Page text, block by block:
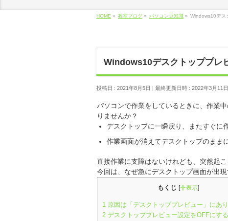
HOME » 教室ブログ » パソコン豆知識 » Windows10デス
Windows10デスクトッププレ
投稿日 : 2021年8月5日 最終更新日時 : 2022年3月11日
パソコンで作業をしているときに、作業
りませんか？
デスクトップに一瞬戻り、またすぐに
作業画面が消えてデスクトップのまま
直接作業に支障はないけれども、突然起
今回は、なぜ急にデスクトップ画面が出
もくじ [非表示]
1 原因は「デスクトッププレビュー」にあり
2 デスクトッププレビュー設定をOFFにす